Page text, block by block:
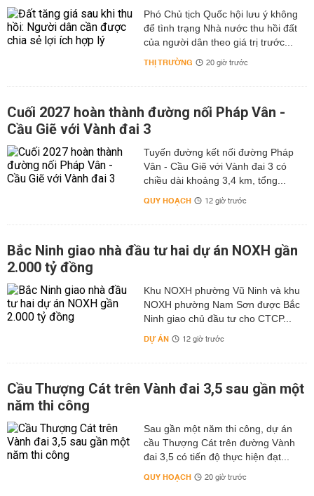
Phó Chủ tịch Quốc hội lưu ý không
để tình trạng Nhà nước thu hồi đất
của người dân theo giá trị trước...
THỊ TRƯỜNG 20 giờ trước
Cuối 2027 hoàn thành đường nối Pháp Vân -
Cầu Giẽ với Vành đai 3
Tuyến đường kết nối đường Pháp
Vân - Cầu Giẽ với Vành đai 3 có
chiều dài khoảng 3,4 km, tổng...
QUY HOẠCH 12 giờ trước
Bắc Ninh giao nhà đầu tư hai dự án NOXH gần
2.000 tỷ đồng
Khu NOXH phường Vũ Ninh và khu
NOXH phường Nam Sơn được Bắc
Ninh giao chủ đầu tư cho CTCP...
DỰ ÁN 12 giờ trước
Cầu Thượng Cát trên Vành đai 3,5 sau gần một
năm thi công
Sau gần một năm thi công, dự án
cầu Thượng Cát trên đường Vành
đai 3,5 có tiến độ thực hiện đạt...
QUY HOẠCH 20 giờ trước